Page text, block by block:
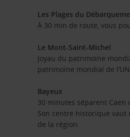
Les Plages du
À 30 min de route, vous
Le Mont-Saint-Michel
Joyau du patrimoine
patrimoine mondial de
Bayeux
30 minutes séparent
Son centre historique vaut
de la région.